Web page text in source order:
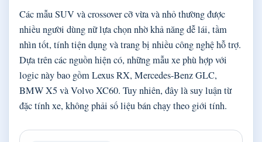
Các mẫu SUV và crossover cỡ vừa và nhỏ thường được
nhiều người dùng nữ lựa chọn nhờ khả năng dễ lái, tầm
nhìn tốt, tính tiện dụng và trang bị nhiều công nghệ hỗ trợ.
Dựa trên các nguồn hiện có, những mẫu xe phù hợp với
logic này bao gồm Lexus RX, Mercedes-Benz GLC,
BMW X5 và Volvo XC60. Tuy nhiên, đây là suy luận từ
đặc tính xe, không phải số liệu bán chạy theo giới tính.